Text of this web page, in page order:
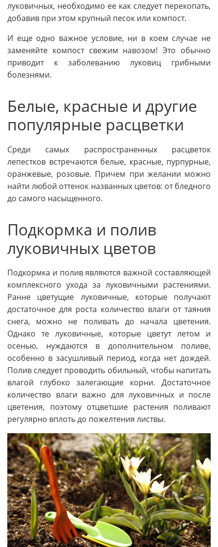
луковичных, необходимо ее как следует перекопать,
добавив при этом крупный песок или компост.
И еще одно важное условие, ни в коем случае не
заменяйте компост свежим навозом! Это обычно
приводит к заболеванию луковиц грибными
болезнями.
Белые, красные и другие
популярные расцветки
Среди самых распространенных расцветок
лепестков встречаются белые, красные, пурпурные,
оранжевые, розовые. Причем при желании можно
найти любой оттенок названных цветов: от бледного
до самого насыщенного.
Подкормка и полив
луковичных цветов
Подкормка и полив являются важной составляющей
комплексного ухода за луковичными растениями.
Ранне цветущие луковичные, которые получают
достаточное для роста количество влаги от таяния
снега, можно не поливать до начала цветения.
Однако те луковичные, которые цветут летом и
осенью, нуждаются в дополнительном поливе,
особенно в засушливый период, когда нет дождей.
Полив следует проводить обильный, чтобы напитать
влагой глубоко залегающие корни. Достаточное
количество влаги важно для луковичных и после
цветения, поэтому отцветшие растения поливают
регулярно вплоть до пожелтения листвы.